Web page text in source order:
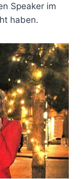
Speaker im
haben.